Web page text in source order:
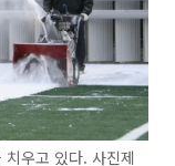
우고 있다. 사진제